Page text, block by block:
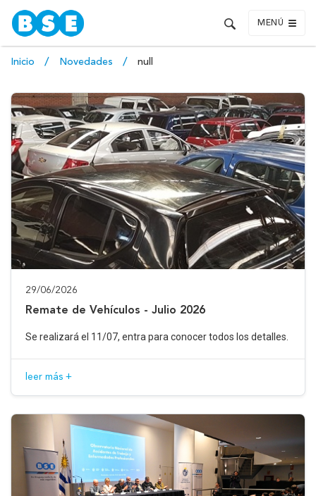
MENÚ
Inicio Novedades null
29/06/2026
Remate de Vehículos - Julio 2026
Se realizará el 11/07, entra para conocer todos los detalles.
leer más +